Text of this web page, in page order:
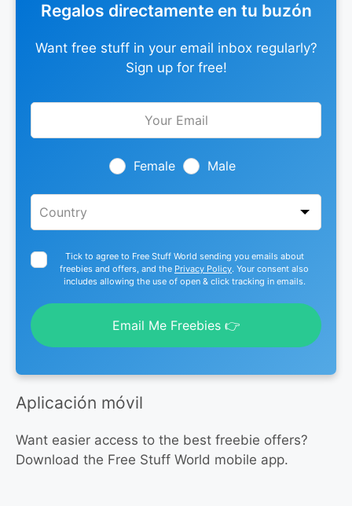
Regalos directamente en tu buzón
Want free stuff in your email inbox regularly?
Sign up for free!
Leave
Female Male
Tick to agree to Free Stuff World sending you emails about
freebies and offers, and the Privacy Policy. Your consent also
includes allowing the use of open & click tracking in emails.
Email Me Freebies 👉
Aplicación móvil
Want easier access to the best freebie offers?
Download the Free Stuff World mobile app.